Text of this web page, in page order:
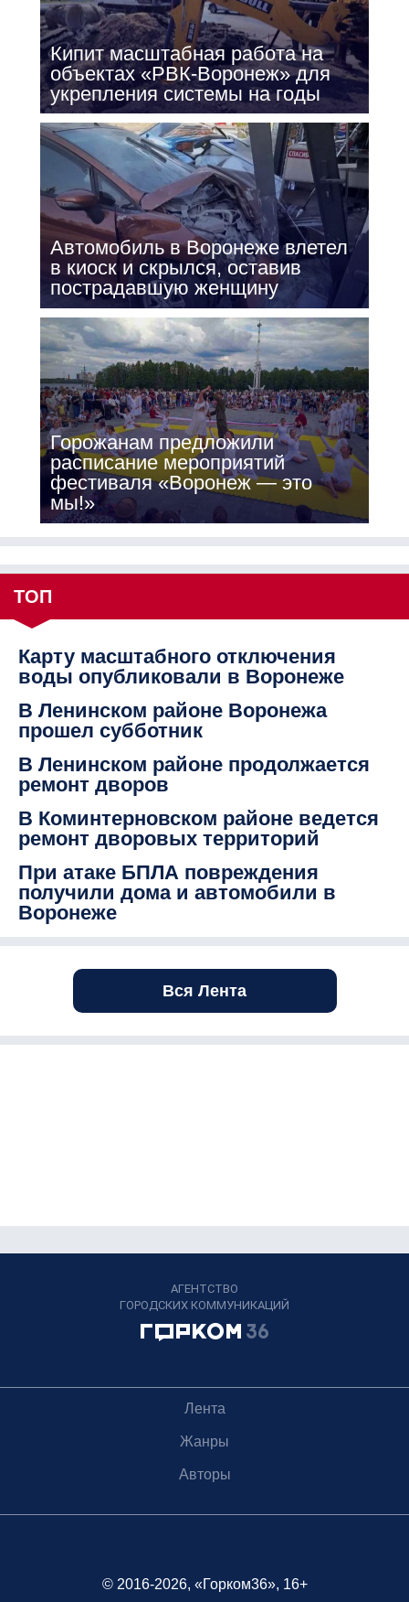
Кипит масштабная работа на
объектах «РВК-Воронеж» для
укрепления системы на годы
Автомобиль в Воронеже влетел
в киоск и скрылся, оставив
пострадавшую женщину
Горожанам предложили
расписание мероприятий
фестиваля «Воронеж — это
мы!»
ТОП
Карту масштабного отключения
воды опубликовали в Воронеже
В Ленинском районе Воронежа
прошел субботник
В Ленинском районе продолжается
ремонт дворов
В Коминтерновском районе ведется
ремонт дворовых территорий
При атаке БПЛА повреждения
получили дома и автомобили в
Воронеже
Вся Лента
АГЕНТСТВО
ГОРОДСКИХ КОММУНИКАЦИЙ
Лента
Жанры
Авторы
© 2016-2026, «Горком36», 16+